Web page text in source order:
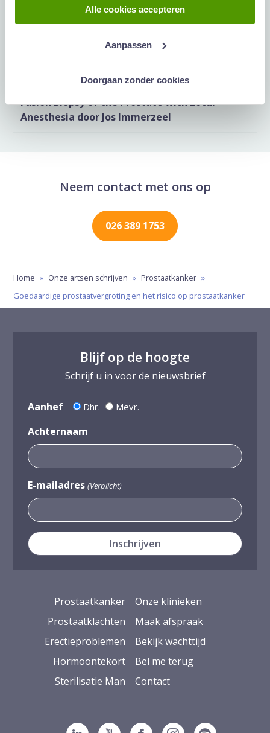
Alle cookies accepteren
Aanpassen
Doorgaan zonder cookies
Prostaat Agent op ChatGPT gelanceerd
10e International Workshop on MRI-TRUS-
Fusion Biopsy of the Prostate with Local
Anesthesia door Jos Immerzeel
Neem contact met ons op
026 389 1753
Home » Onze artsen schrijven » Prostaatkanker »
Goedaardige prostaatvergroting en het risico op prostaatkanker
Blijf op de hoogte
Schrijf u in voor de nieuwsbrief
Aanhef Dhr. Mevr.
Achternaam
E-mailadres (Verplicht)
Prostaatkanker
Prostaatklachten
Erectieproblemen
Hormoontekort
Sterilisatie Man
Onze klinieken
Maak afspraak
Bekijk wachttijd
Bel me terug
Contact